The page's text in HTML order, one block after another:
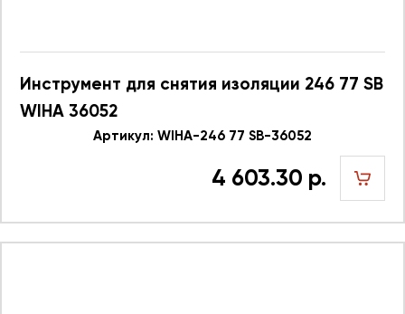
Инструмент для снятия изоляции 246 77 SB
WIHA 36052
Артикул: WIHA-246 77 SB-36052
4 603.30 р.